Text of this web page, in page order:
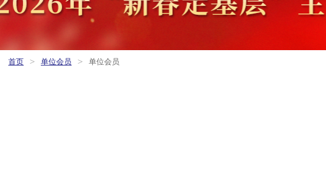
首页 > 单位会员 > 单位会员